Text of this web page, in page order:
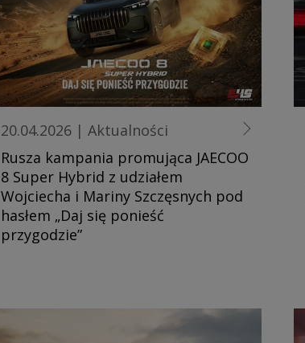
20.04.2026 | Aktualności
Rusza kampania promująca JAECOO
8 Super Hybrid z udziałem
Wojciecha i Mariny Szczęsnych pod
hasłem „Daj się ponieść
przygodzie”